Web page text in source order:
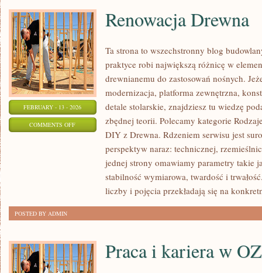
FEBRUARY - 13 - 2026
COMMENTS OFFON
RENOWACJA
Renowacja Drewna
Ta strona to wszechstronny blog
praktyce robi największą różnicę w
drewnianemu do zastosowań nośnych.
modernizacja, platforma zewnętrzna,
detale stolarskie, znajdziesz tu wiedzę
zbędnej teorii. Polecamy kategorie
DIY z Drewna. Rdzeniem serwisu jest
perspektyw naraz: technicznej,
jednej strony omawiamy parametry takie
stabilność wymiarowa, twardość i
liczby i pojęcia przekładają się na
POSTED BY ADMIN
Praca i kariera w